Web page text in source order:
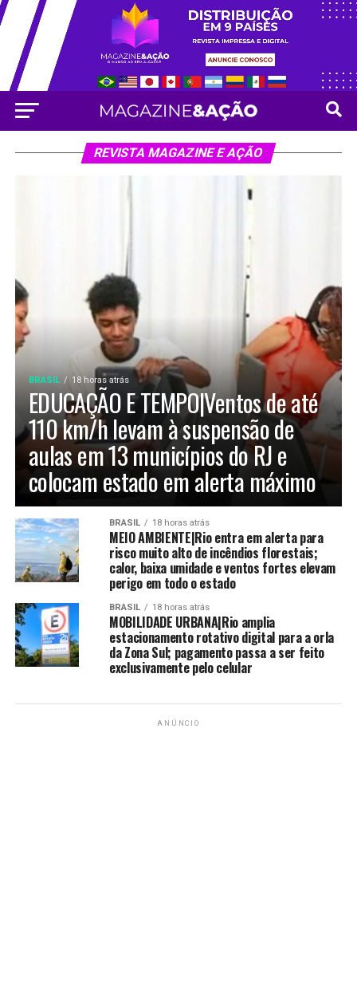
REVISTA MAGAZINE E AÇÃO
BRASIL 18 horas atrás
EDUCAÇÃO E TEMPO|Ventos de até
110 km/h levam à suspensão de
aulas em 13 municípios do RJ e
colocam estado em alerta máximo
BRASIL 18 horas atrás
MEIO AMBIENTE|Rio entra em alerta para
risco muito alto de incêndios florestais;
calor, baixa umidade e ventos fortes elevam
perigo em todo o estado
BRASIL 18 horas atrás
MOBILIDADE URBANA|Rio amplia
estacionamento rotativo digital para a orla
da Zona Sul; pagamento passa a ser feito
exclusivamente pelo celular
ANÚNCIO